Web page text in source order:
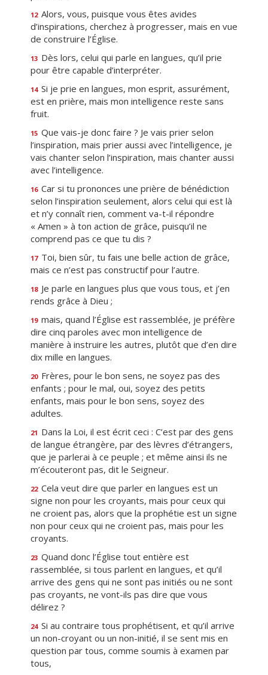
12 Alors, vous, puisque vous êtes avides
d’inspirations, cherchez à progresser, mais en vue
de construire l’Église.
13 Dès lors, celui qui parle en langues, qu’il prie
pour être capable d’interpréter.
14 Si je prie en langues, mon esprit, assurément,
est en prière, mais mon intelligence reste sans
fruit.
15 Que vais-je donc faire ? Je vais prier selon
l’inspiration, mais prier aussi avec l’intelligence, je
vais chanter selon l’inspiration, mais chanter aussi
avec l’intelligence.
16 Car si tu prononces une prière de bénédiction
selon l’inspiration seulement, alors celui qui est là
et n’y connaît rien, comment va-t-il répondre
« Amen » à ton action de grâce, puisqu’il ne
comprend pas ce que tu dis ?
17 Toi, bien sûr, tu fais une belle action de grâce,
mais ce n’est pas constructif pour l’autre.
18 Je parle en langues plus que vous tous, et j’en
rends grâce à Dieu ;
19 mais, quand l’Église est rassemblée, je préfère
dire cinq paroles avec mon intelligence de
manière à instruire les autres, plutôt que d’en dire
dix mille en langues.
20 Frères, pour le bon sens, ne soyez pas des
enfants ; pour le mal, oui, soyez des petits
enfants, mais pour le bon sens, soyez des
adultes.
21 Dans la Loi, il est écrit ceci : C’est par des gens
de langue étrangère, par des lèvres d’étrangers,
que je parlerai à ce peuple ; et même ainsi ils ne
m’écouteront pas, dit le Seigneur.
22 Cela veut dire que parler en langues est un
signe non pour les croyants, mais pour ceux qui
ne croient pas, alors que la prophétie est un signe
non pour ceux qui ne croient pas, mais pour les
croyants.
23 Quand donc l’Église tout entière est
rassemblée, si tous parlent en langues, et qu’il
arrive des gens qui ne sont pas initiés ou ne sont
pas croyants, ne vont-ils pas dire que vous
délirez ?
24 Si au contraire tous prophétisent, et qu’il arrive
un non-croyant ou un non-initié, il se sent mis en
question par tous, comme soumis à examen par
tous,